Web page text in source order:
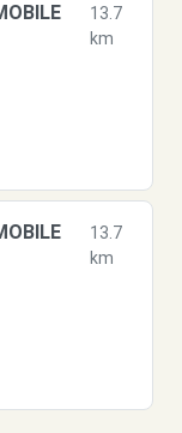
13.7
km
13.7
km